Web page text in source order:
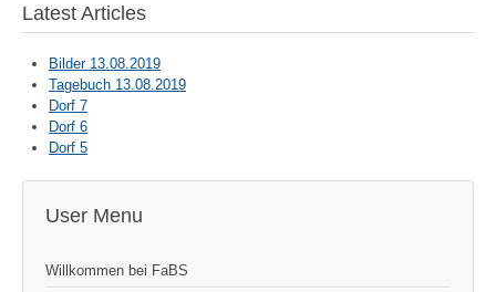
Latest Articles
Bilder 13.08.2019
Tagebuch 13.08.2019
Dorf 7
Dorf 6
Dorf 5
User Menu
Willkommen bei FaBS